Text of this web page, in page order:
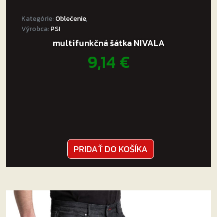
Kategórie:Oblečenie,
Výrobca:PSI
multifunkčná šátka NIVALA
9,14€
PRIDAŤ DO KOŠÍKA